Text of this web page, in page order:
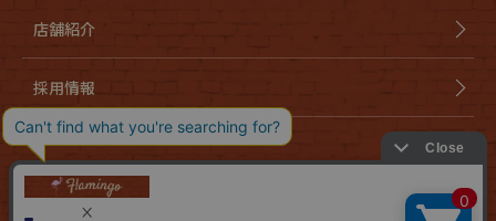
店舗紹介
採用情報
会社概要
個人情報取り扱いについて